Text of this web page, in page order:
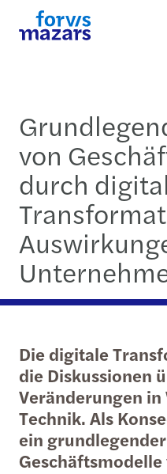
von
durch
Die digitale
die Diskussionen
Veränderungen
Technik. Als
ein